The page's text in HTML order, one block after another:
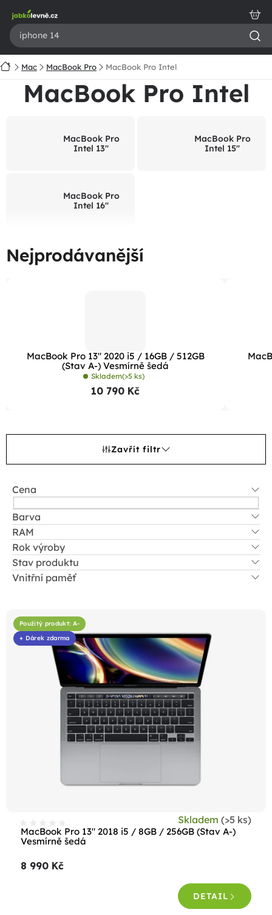
obsah
DomůMac MacBook Pro MacBook Pro Intel
MacBook Pro Intel
MacBook Pro
Intel 13"
MacBook Pro
Intel 15"
MacBook Pro
Intel 16"
Nejprodávanější
MacBook Pro 13" 2020 i5 / 16GB / 512GB
(Stav A-) Vesmírně šedá
Skladem(>5 ks)
10 790 Kč
Zavřít filtr
Cena
Barva
RAM
Rok výroby
Stav produktu
Vnitřní paměť
ý
p
Použitý produkt: A-
+ Dárek zdarma
MacBook Pro 13" 2018 i5 / 8GB / 256GB (Stav A-)
Vesmírně šedá
Skladem (>5 ks)
8 990 Kč
DETAIL